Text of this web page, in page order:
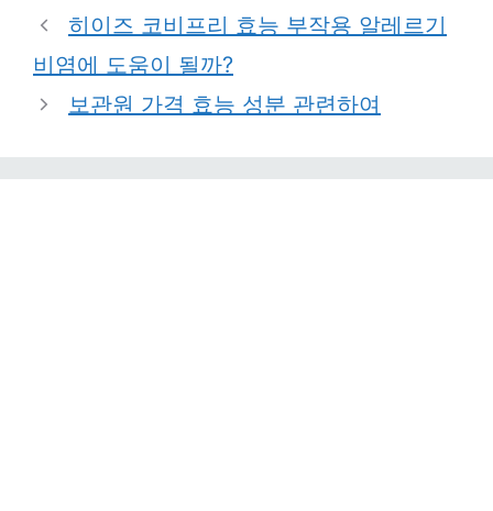
히이즈 코비프리 효능 부작용 알레르기
비염에 도움이 될까?
보관원 가격 효능 성분 관련하여